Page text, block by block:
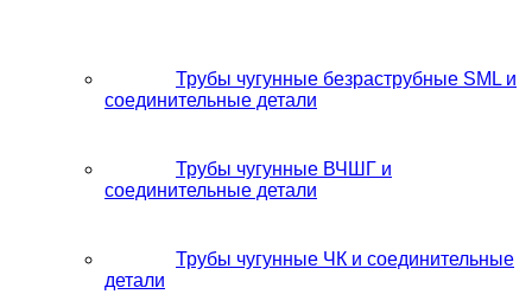
Трубы чугунные безраструбные SML и
соединительные детали
Трубы чугунные ВЧШГ и
соединительные детали
Трубы чугунные ЧК и соединительные
детали